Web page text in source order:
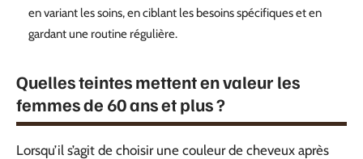
en variant les soins, en ciblant les besoins spécifiques et en
gardant une routine régulière.
Quelles teintes mettent en valeur les
femmes de 60 ans et plus ?
Lorsqu’il s’agit de choisir une couleur de cheveux après